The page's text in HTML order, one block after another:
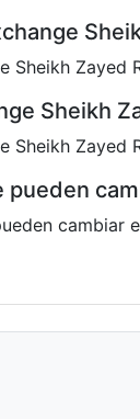
Sheikh
Sheikh
Sheikh
pueden
cambiar